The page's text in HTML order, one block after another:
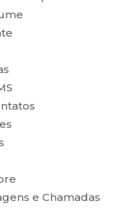
e Chamadas